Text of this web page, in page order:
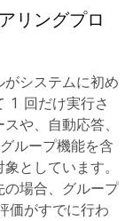
リングプロ
システムに初め
1 回だけ実行さ
や、自動応答、
ループ機能を含
としています。
の場合、グループ
価がすでに行わ